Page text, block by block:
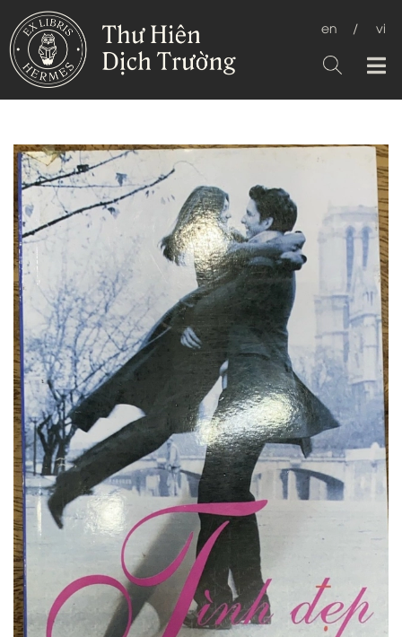
en / vi